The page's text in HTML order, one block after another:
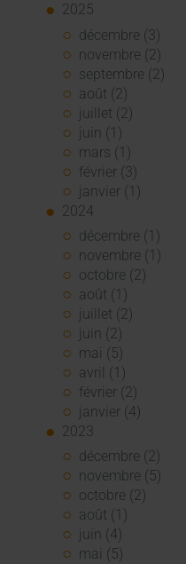
2025
décembre (3)
novembre (2)
septembre (2)
août (2)
juillet (2)
juin (1)
mars (1)
février (3)
janvier (1)
2024
décembre (1)
novembre (1)
octobre (2)
août (1)
juillet (2)
juin (2)
mai (5)
avril (1)
février (2)
janvier (4)
2023
décembre (2)
novembre (5)
octobre (2)
août (1)
juin (4)
mai (5)